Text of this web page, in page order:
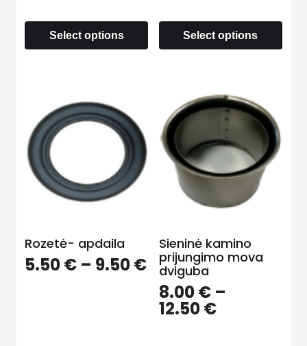
Select options Select options
Rozetė- apdaila
5.50€ – 9.50€
Sieninė kamino
prijungimo mova
dviguba
8.00€–
12.50€